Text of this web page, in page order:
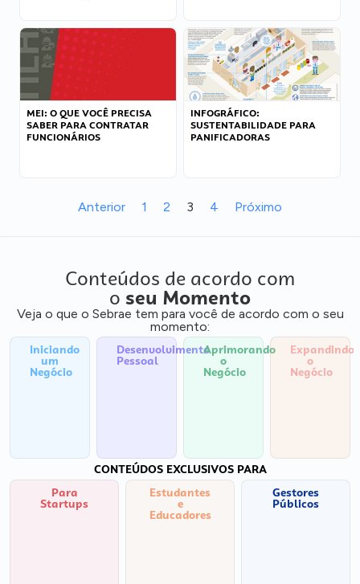
MEI: O QUE VOCÊ PRECISA
SABER PARA CONTRATAR
FUNCIONÁRIOS
INFOGRÁFICO:
SUSTENTABILIDADE PARA
PANIFICADORAS
Anterior 1 2 3 4 Próximo
Conteúdos de acordo com
o seu Momento
Veja o que o Sebrae tem para você de acordo com o seu
momento:
Iniciando
um
Negócio
Desenvolvimento
Pessoal
Aprimorando
o
Negócio
Expandindo
o
Negócio
CONTEÚDOS EXCLUSIVOS PARA
Para
Startups
Estudantes
e
Educadores
Gestores
Públicos